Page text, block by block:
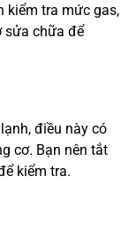
kiểm tra mức gas,
sửa chữa để
điều này có
cơ. Bạn nên tắt
kiểm tra.